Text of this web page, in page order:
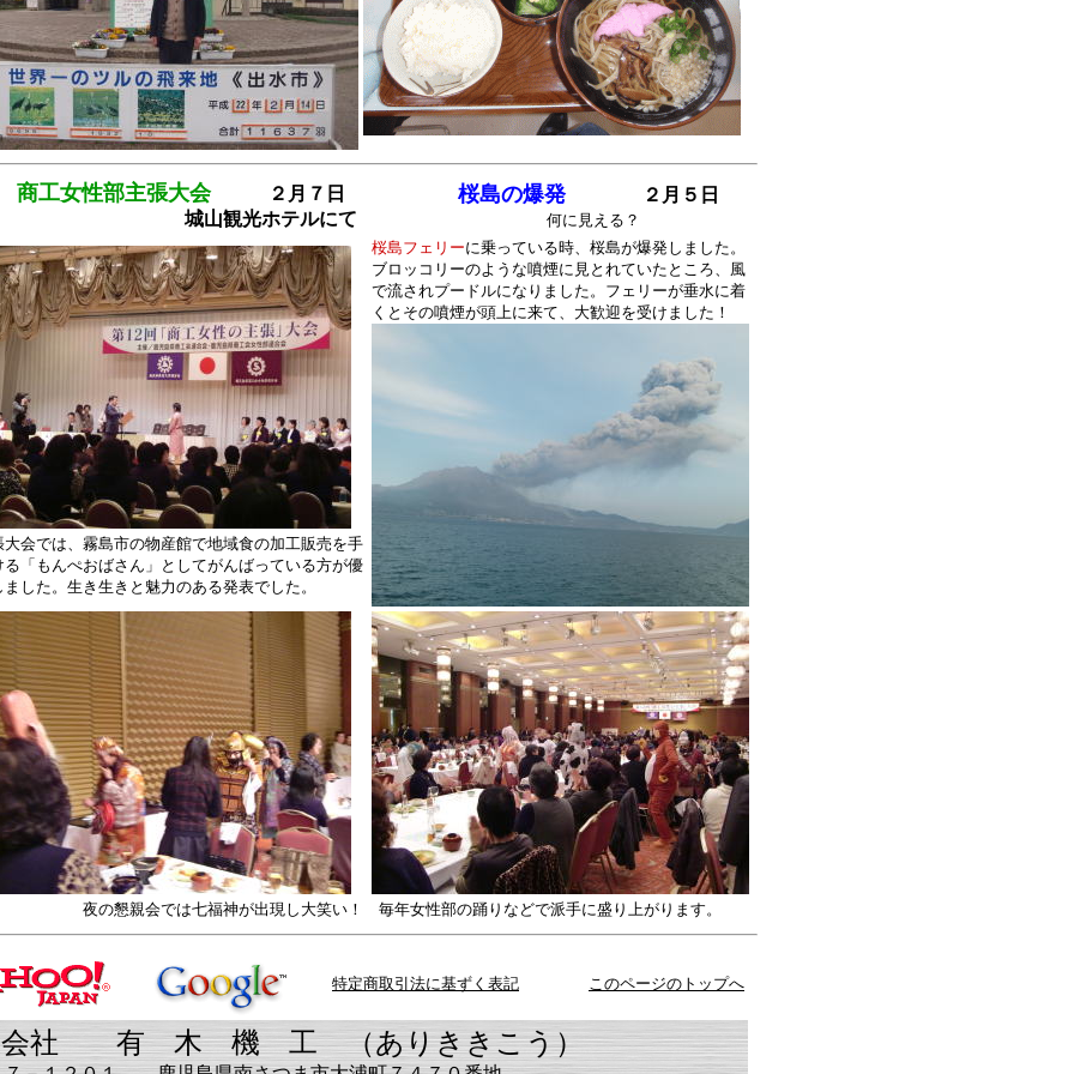
女性部主張大会２月７日
山観光ホテルにて
桜島の爆発２月５日
何に見える？
大会では、霧島市の物産館で地域食の加工販売を手
る「もんぺおばさん」としてがんばっている方が優
ました。生き生きと魅力のある発表でした。
桜島フェリーに乗っている時、桜島が爆発しました。
ブロッコリーのような噴煙に見とれていたところ、風
で流されプードルになりました。フェリーが垂水に着
くとその噴煙が頭上に来て、大歓迎を受けました！
懇親会では七福神が出現し大笑い！ 毎年女性部の踊りなどで派手に盛り上がります。
特定商取引法に基ずく表記 このページのトップへ
木 機 工 （ありききこう）